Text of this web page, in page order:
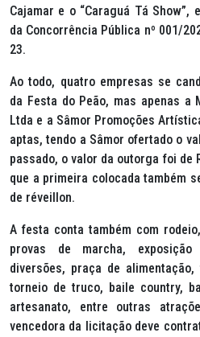
Cajamar e o “Caraguá Tá Show”,
da Concorrência Pública nº 001/
23.
Ao todo, quatro empresas se
da Festa do Peão, mas apenas a
Ltda e a Sâmor Promoções
aptas, tendo a Sâmor ofertado o
passado, o valor da outorga foi de
que a primeira colocada também
de réveillon.
A festa conta também com
provas de marcha,
diversões, praça de
torneio de truco, baile country,
artesanato, entre outras
vencedora da licitação deve